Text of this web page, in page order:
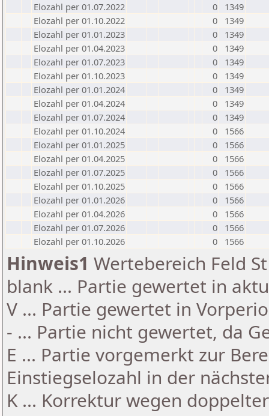
Elozahl per 01.07.2022
0
1349
Elozahl per 01.10.2022
0
1349
Elozahl per 01.01.2023
0
1349
Elozahl per 01.04.2023
0
1349
Elozahl per 01.07.2023
0
1349
Elozahl per 01.10.2023
0
1349
Elozahl per 01.01.2024
0
1349
Elozahl per 01.04.2024
0
1349
Elozahl per 01.07.2024
0
1349
Elozahl per 01.10.2024
0
1566
Elozahl per 01.01.2025
0
1566
Elozahl per 01.04.2025
0
1566
Elozahl per 01.07.2025
0
1566
Elozahl per 01.10.2025
0
1566
Elozahl per 01.01.2026
0
1566
Elozahl per 01.04.2026
0
1566
Elozahl per 01.07.2026
0
1566
Elozahl per 01.10.2026
0 1566
Hinweis1 Wertebereich Feld
blank ... Partie gewertet in
V ... Partie gewertet in
- ... Partie nicht gewertet, da
E ... Partie vorgemerkt zur
Einstiegselozahl in der
K ... Korrektur wegen